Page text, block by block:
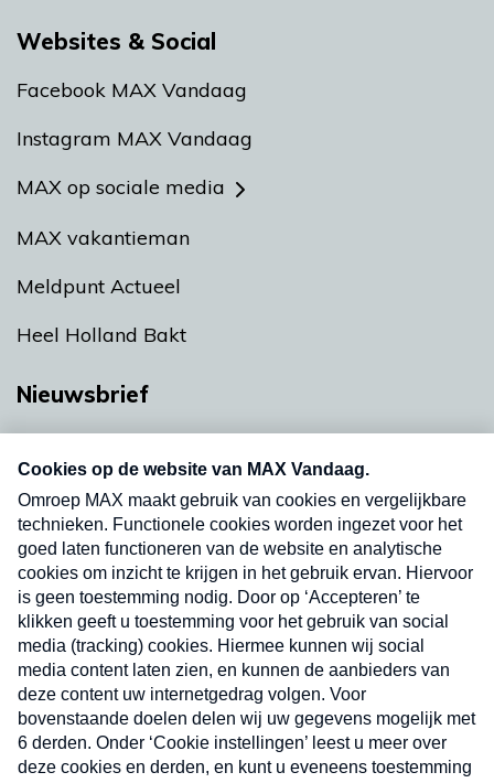
Websites & Social
Facebook MAX Vandaag
Instagram MAX Vandaag
MAX op sociale media
MAX vakantieman
Meldpunt Actueel
Heel Holland Bakt
Nieuwsbrief
nieuwsbrief. Elke vrijdag- en dinsdagochtend in
uw mailbox.
Verzend
Nieuwsbrief